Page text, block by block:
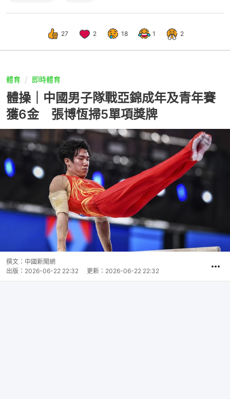
27 2 18 1 2
體育 即時體育
體操｜中國男子隊戰亞錦成年及青年賽
獲6金 張博恆掃5單項獎牌
撰文： 中國新聞網
出版： 2026-06-22 22:32 更新： 2026-06-22 22:32